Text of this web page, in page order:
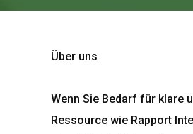
Über uns
Wenn Sie Bedarf für klare
Ressource wie Rapport